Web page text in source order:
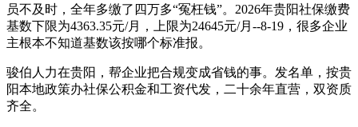
员不及时，全年多缴了四万多“冤枉钱”。2026年贵阳社保缴费
基数下限为4363.35元/月，上限为24645元/月--8-19，很多企业
主根本不知道基数该按哪个标准报。
骏伯人力在贵阳，帮企业把合规变成省钱的事。发名单，按贵
阳本地政策办社保公积金和工资代发，二十余年直营，双资质
齐全。